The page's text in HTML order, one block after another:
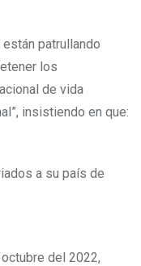
patrullando
los
de vida
insistiendo en que:
a su país de
del 2022,